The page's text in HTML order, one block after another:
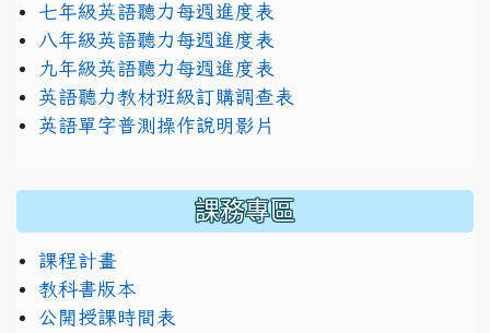
七年級英語聽力每週進度表
八年級英語聽力每週進度表
九年級英語聽力每週進度表
英語聽力教材班級訂購調查表
英語單字普測操作說明影片
課務專區
課程計畫
教科書版本
公開授課時間表